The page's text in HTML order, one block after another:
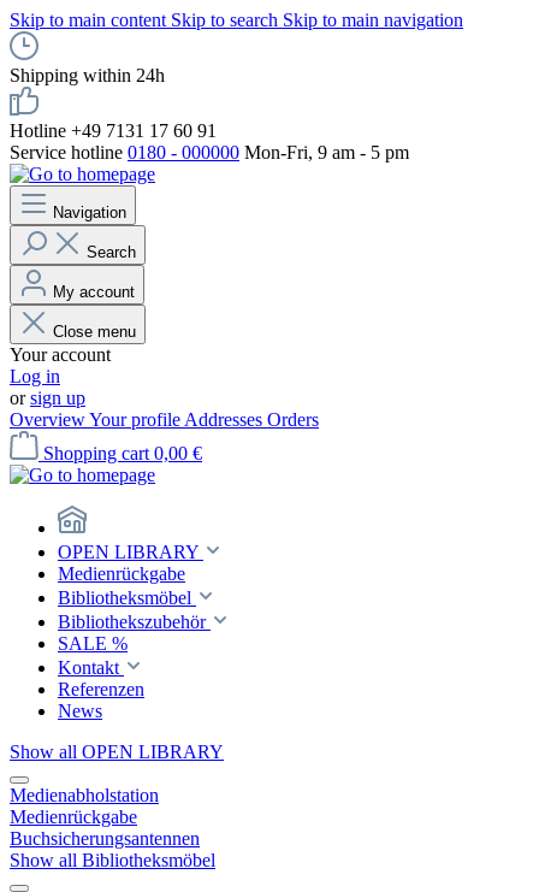
Skip to main content Skip to search Skip to main navigation
Shipping within 24h
Hotline +49 7131 17 60 91
Service hotline 0180 - 000000 Mon-Fri, 9 am - 5 pm
Navigation
Search
My account
Close menu
Your account
Log in
orsign up
OverviewYour profile Addresses Orders
Shopping cart 0,00 €
OPEN LIBRARY
Medienrückgabe
Bibliotheksmöbel
Bibliothekszubehör
SALE %
Kontakt
Referenzen
News
Show all OPEN LIBRARY
Medienabholstation
Medienrückgabe
Buchsicherungsantennen
Show all Bibliotheksmöbel